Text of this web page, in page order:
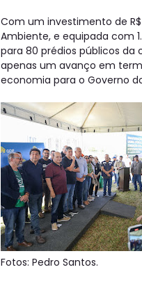
Com um investimento de
Ambiente, e equipada com
para 80 prédios públicos
apenas um avanço em
economia para o Governo
Fotos: Pedro Santos.